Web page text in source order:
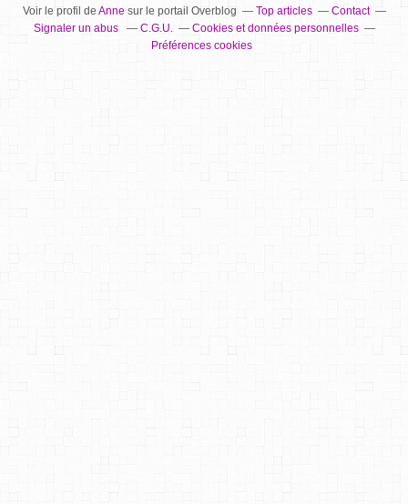
Voir le profil de Annesur le portail Overblog Top articles
Contact
Signaler un abus
C.G.U.
Cookies et données personnelles
Préférences cookies